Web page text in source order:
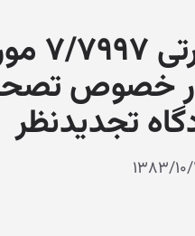
خصوص
تجدیدنظر